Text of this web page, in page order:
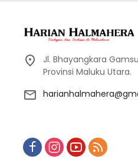
Jl. Bhayangkara
Provinsi Maluku Utara.